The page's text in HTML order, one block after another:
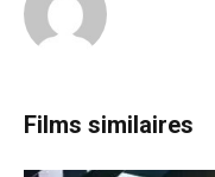
Films similaires